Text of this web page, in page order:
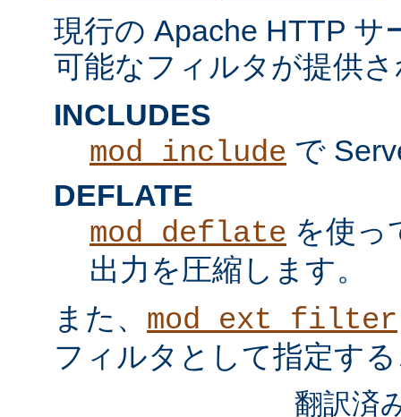
現行の Apache HTTP サ
可能なフィルタが提供
INCLUDES
mod_include で
DEFLATE
mod_deflate を使っ
出力を圧縮します。
また、 mod_ext_filter
フィルタとして指定す
翻訳済